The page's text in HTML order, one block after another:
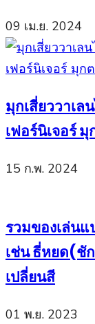
09 เม.ย. 2024
มุกเสี่ยววาเ
เฟอร์นิเจอร์
15 ก.พ. 2024
รวมของเล่น
เช่น ธี่หยด(ชั
เปลี่ยนสี
01 พ.ย. 2023